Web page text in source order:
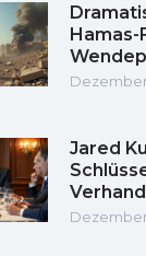
Hamas-
Dezember
Jared
Dezember